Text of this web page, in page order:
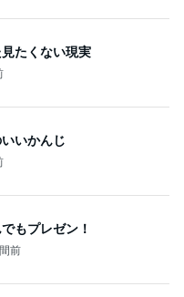
たくない現実
いかんじ
もプレゼン！
前